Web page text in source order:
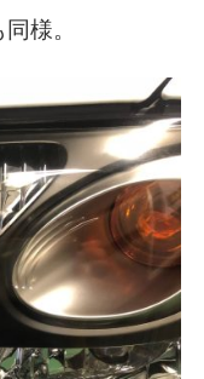
様。